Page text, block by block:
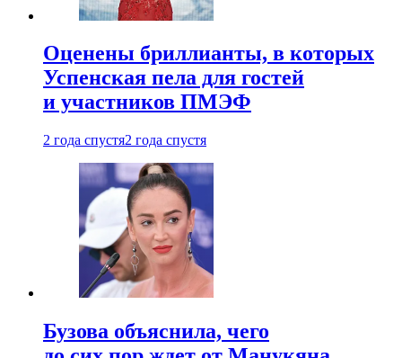
Оценены бриллианты, в которых
Успенская пела для гостей
и участников ПМЭФ
2 года спустя2 года спустя
Бузова объяснила, чего